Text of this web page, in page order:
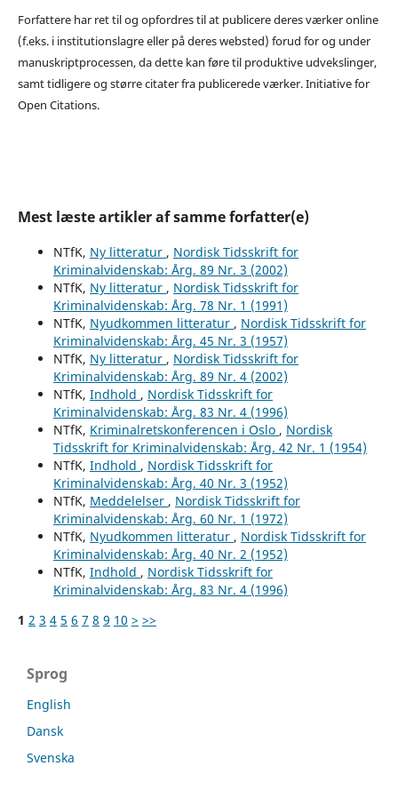
Forfattere har ret til og opfordres til at publicere deres værker online
(f.eks. i institutionslagre eller på deres websted) forud for og under
manuskriptprocessen, da dette kan føre til produktive udvekslinger,
samt tidligere og større citater fra publicerede værker. Initiative for
Open Citations.
Mest læste artikler af samme forfatter(e)
NTfK, Ny litteratur , Nordisk Tidsskrift for
Kriminalvidenskab: Årg. 89 Nr. 3 (2002)
NTfK, Ny litteratur , Nordisk Tidsskrift for
Kriminalvidenskab: Årg. 78 Nr. 1 (1991)
NTfK, Nyudkommen litteratur , Nordisk Tidsskrift for
Kriminalvidenskab: Årg. 45 Nr. 3 (1957)
NTfK, Ny litteratur , Nordisk Tidsskrift for
Kriminalvidenskab: Årg. 89 Nr. 4 (2002)
NTfK, Indhold , Nordisk Tidsskrift for
Kriminalvidenskab: Årg. 83 Nr. 4 (1996)
NTfK, Kriminalretskonferencen i Oslo , Nordisk
Tidsskrift for Kriminalvidenskab: Årg. 42 Nr. 1 (1954)
NTfK, Indhold , Nordisk Tidsskrift for
Kriminalvidenskab: Årg. 40 Nr. 3 (1952)
NTfK, Meddelelser , Nordisk Tidsskrift for
Kriminalvidenskab: Årg. 60 Nr. 1 (1972)
NTfK, Nyudkommen litteratur , Nordisk Tidsskrift for
Kriminalvidenskab: Årg. 40 Nr. 2 (1952)
NTfK, Indhold , Nordisk Tidsskrift for
Kriminalvidenskab: Årg. 83 Nr. 4 (1996)
1 2 3 4 5 6 7 8 9 10 > >>
Sprog
English
Dansk
Svenska